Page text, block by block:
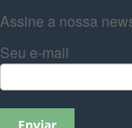
Assine a nossa
Seu e-mail